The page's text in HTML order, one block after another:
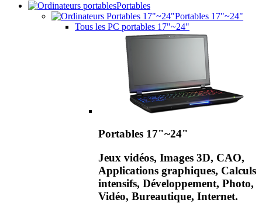
Portables
Portables 17"~24"
Tous les PC portables 17"~24"
Portables 17"~24"
Jeux vidéos, Images 3D, CAO,
Applications graphiques, Calculs
intensifs, Développement, Photo,
Vidéo, Bureautique, Internet.